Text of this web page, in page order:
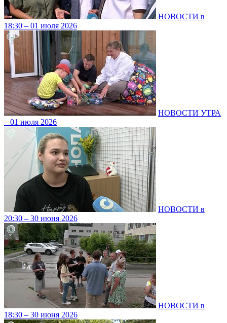
НОВОСТИ в
18:30 – 01 июля 2026
НОВОСТИ УТРА
– 01 июля 2026
НОВОСТИ в
20:30 – 30 июня 2026
НОВОСТИ в
18:30 – 30 июня 2026